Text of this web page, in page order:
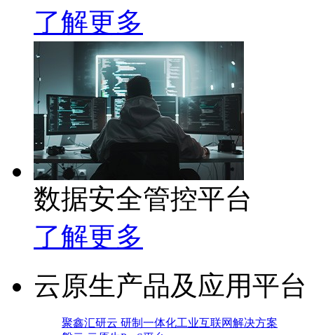
了解更多
数据安全管控平台
了解更多
云原生产品及应用平台
聚鑫汇研云 研制一体化工业互联网解决方案